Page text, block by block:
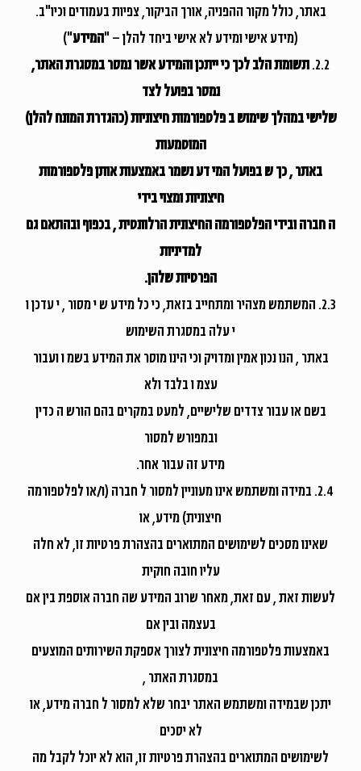
באתר, כולל מקור ההפניה, אורך הביקור, צפיות בעמודים וכיו"ב.
(מידע אישי ומידע לא אישי ביחד להלן – "המידע")
2.2. תשומת הלב לכך כי ייתכן והמידע אשר נמסר במסגרת האתר,
נמסר בפועל לצד
שלישי במהלך שימוש ב פלטפורמות חיצוניות (כהגדרת המונח להלן)
המוטמעות
באתר , כך ש בפועל המי דע נשמר באמצעות אותן פלטפורמות
חיצוניות ומצוי בידי
ה חברה ובידי הפלטפורמה החיצונית הרלוונטית , בכפוף ובהתאם גם
למדיניות
הפרטיות שלהן.
2.3. המשתמש מצהיר ומתחייב בזאת, כי כל מידע ש י מסור , י עדכן ו
י עלה במסגרת השימוש
באתר , הנו נכון אמין ומדויק וכי הינו מוסר את המידע בשמ ו ועבור
עצמ ו בלבד ולא
בשם או עבור צדדים שלישיים, למעט במקרים בהם הורש ה כדין
ובמפורש למסור
מידע זה עבור אחר.
2.4. במידה ומשתמש אינו מעוניין למסור ל חברה (ו/או לפלטפורמה
חיצונית) מידע, או
שאינו מסכים לשימושים המתוארים בהצהרת פרטיות זו, לא חלה
עליו חובה חוקית
לעשות זאת , עם זאת, מאחר שרוב המידע שה חברה אוספת בין אם
בעצמה ובין אם
באמצעות פלטפורמה חיצונית לצורך אספקת השירותים המוצעים
במסגרת האתר ,
יתכן שבמידה ומשתמש האתר יבחר שלא למסור ל חברה מידע, או
לא יסכים
לשימושים המתוארים בהצהרת פרטיות זו, הוא לא יוכל לקבל מה